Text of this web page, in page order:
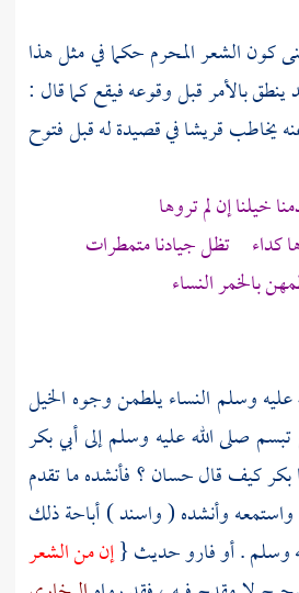
كون الشعر المحرم حكما في مثل هذا
بالأمر قبل وقوعه فيقع كما قال :
يخاطبقريشافي قصيدة له قبل فتوح
خيلنا إن لم تروها
كداء تظل جيادنا متمطرات
بالخمر النساء
عليه وسلم النساء يلطمن وجوه الخيل
صلى الله عليه وسلم إلىأبي بكر
بكركيف قالحسان؟ فأنشده ما تقدم
وأنشده ( واسند ) أباحة ذلك
وسلم . أو فارو حديث {إن من الشعر